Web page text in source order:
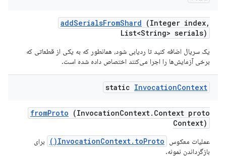
addSerialsFromShard (Integer index,
List<String> serials)
یک سریال اضافه کنید تا ردیابی شود، همانطور که به یکی از قطعاتی که
برخی آزمایش‌ها را اجرا می‌کنند اختصاص داده شده است.
static InvocationContext
fromProto (InvocationContext. Context proto
Context)
عملیات معکوس InvocationContext.toProto()
برای
بازگرداندن نمونه.